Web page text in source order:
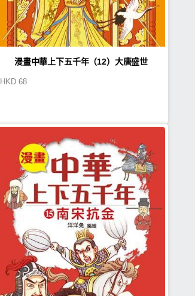
漫畫中華上下五千年（12）大唐盛世
HKD 68